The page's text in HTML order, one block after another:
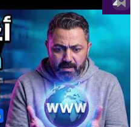
أضف إلى العلامات المرجعية